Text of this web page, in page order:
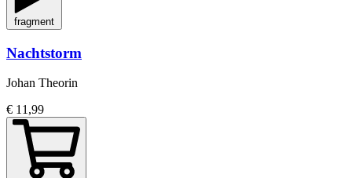
fragment
Nachtstorm
Johan Theorin
€ 11,99